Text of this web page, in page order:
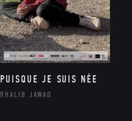
PUISQUE JE SUIS NÉE
RHALIB JAWAD